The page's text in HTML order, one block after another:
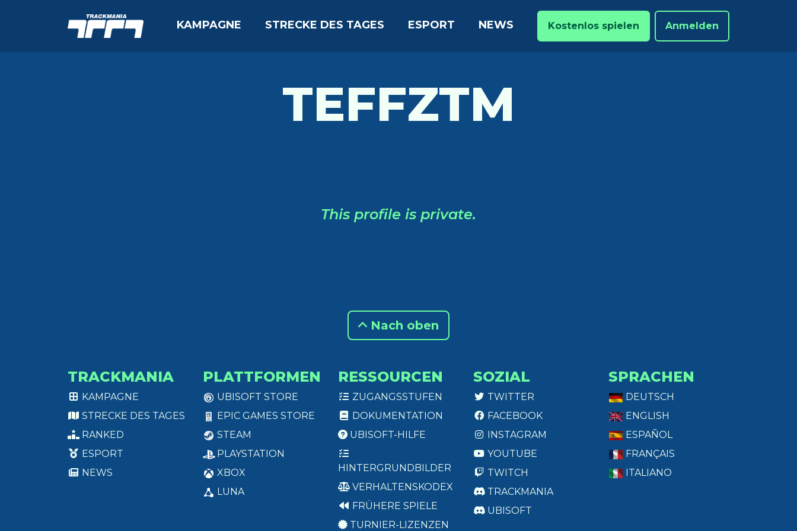
KAMPAGNE STRECKE DES TAGES ESPORT NEWS Kostenlos spielen Anmelden
TEFFZTM
This profile is private.
Nach oben
TRACKMANIA
KAMPAGNE
STRECKE DES TAGES
RANKED
ESPORT
NEWS
PLATTFORMEN
UBISOFT STORE
EPIC GAMES STORE
STEAM
PLAYSTATION
XBOX
LUNA
RESSOURCEN
ZUGANGSSTUFEN
DOKUMENTATION
UBISOFT-HILFE
HINTERGRUNDBILDER
VERHALTENSKODEX
FRÜHERE SPIELE
TURNIER-LIZENZEN
SOZIAL
TWITTER
FACEBOOK
INSTAGRAM
YOUTUBE
TWITCH
TRACKMANIA
UBISOFT
SPRACHEN
DEUTSCH
ENGLISH
ESPAÑOL
FRANÇAIS
ITALIANO